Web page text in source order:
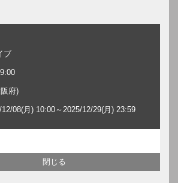
ブ
府)
08(月) 10:00～2025/12/29(月) 23:59